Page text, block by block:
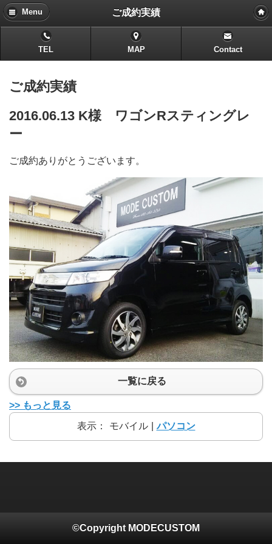
Menu ご成約実績
TEL MAP Contact
ご成約実績
2016.06.13 K様 ワゴンRスティングレ
ー
ご成約ありがとうございます。
一覧に戻る
>> もっと見る
表示：
モバイル パソコン
©Copyright MODECUSTOM